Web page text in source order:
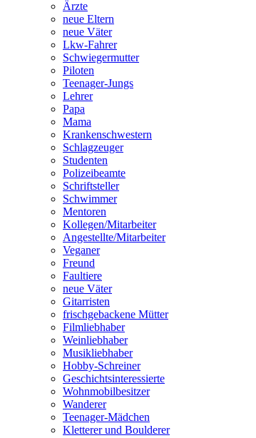
Ärzte
neue Eltern
neue Väter
Lkw-Fahrer
Schwiegermutter
Piloten
Teenager-Jungs
Lehrer
Papa
Mama
Krankenschwestern
Schlagzeuger
Studenten
Polizeibeamte
Schriftsteller
Schwimmer
Mentoren
Kollegen/Mitarbeiter
Angestellte/Mitarbeiter
Veganer
Freund
Faultiere
neue Väter
Gitarristen
frischgebackene Mütter
Filmliebhaber
Weinliebhaber
Musikliebhaber
Hobby-Schreiner
Geschichtsinteressierte
Wohnmobilbesitzer
Wanderer
Teenager-Mädchen
Kletterer und Boulderer